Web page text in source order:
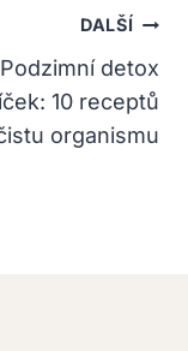
DALŠÍ
Podzimní detox
10 receptů
organismu